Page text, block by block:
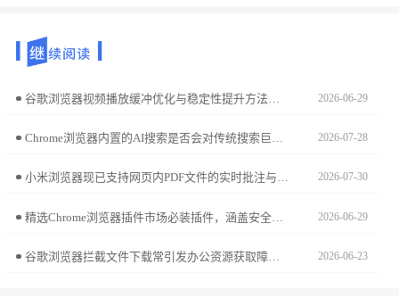
谷歌浏览器视频播放缓冲优化与稳定性提升方法可让观看更加流畅。技巧包括缓冲设置、播放参数调整及性能优化，确保视频不卡顿。 2026-06-29
Chrome浏览器内置的AI搜索是否会对传统搜索巨头构成范式挑战？本文客观分析AI搜索在即时性、归纳性与检索路径上的竞争优势，探讨智能化检索生态的未来演进趋势。 2026-07-28
小米浏览器现已支持网页内PDF文件的实时批注与云端即时同步。本操作指南演示如何进行文档标注并存入云空间，助您实现办公资料的多端跨场景调用，提升移动办公场景下的文件处理与信息标注效率。 2026-07-30
精选Chrome浏览器插件市场必装插件，涵盖安全、效率、娱乐等多领域，提升谷歌浏览器功能和用户体验。 2026-06-29
谷歌浏览器拦截文件下载常引发办公资源获取障碍。本教程详解如何精准定位安全策略阻断根源，并在确认文件安全的前提下，管理并调整下载拦截权限，确保业务文件顺利下发。 2026-06-23